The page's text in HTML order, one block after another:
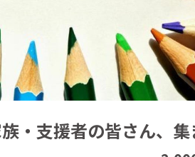
Good CAMPFIRE Creation
・支援者の皆さん、集